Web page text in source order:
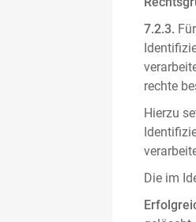
7.2.3.
rechte
Hierzu
Die im